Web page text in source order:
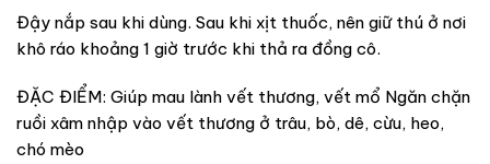
Đậy nắp sau khi dùng. Sau khi xịt thuốc, nên giữ thú ở nơi
khô ráo khoảng 1 giờ trước khi thả ra đồng cô.
ĐẶC ĐIỂM: Giúp mau lành vết thương, vết mổ Ngăn chặn
ruồi xâm nhập vào vết thương ở trâu, bò, dê, cừu, heo,
chó mèo